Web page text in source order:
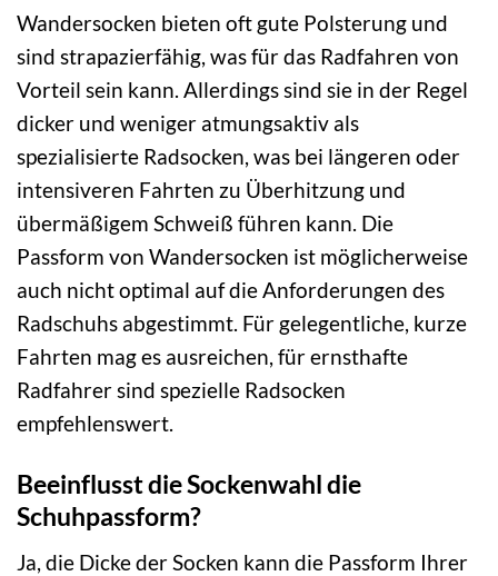
Wandersocken bieten oft gute Polsterung und
sind strapazierfähig, was für das Radfahren von
Vorteil sein kann. Allerdings sind sie in der Regel
dicker und weniger atmungsaktiv als
spezialisierte Radsocken, was bei längeren oder
intensiveren Fahrten zu Überhitzung und
übermäßigem Schweiß führen kann. Die
Passform von Wandersocken ist möglicherweise
auch nicht optimal auf die Anforderungen des
Radschuhs abgestimmt. Für gelegentliche, kurze
Fahrten mag es ausreichen, für ernsthafte
Radfahrer sind spezielle Radsocken
empfehlenswert.
Beeinflusst die Sockenwahl die
Schuhpassform?
Ja, die Dicke der Socken kann die Passform Ihrer